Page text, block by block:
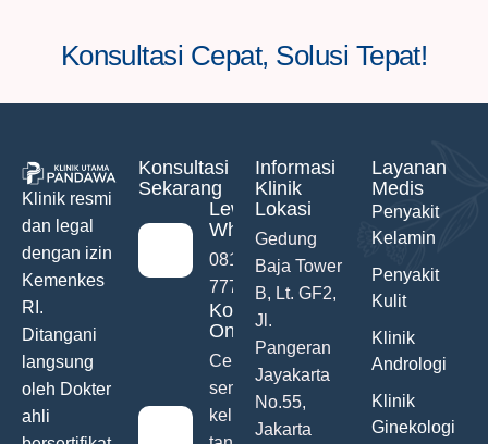
Konsultasi Cepat, Solusi Tepat!
Klinik resmi
dan legal
dengan izin
Kemenkes
RI.
Ditangani
langsung
oleh Dokter
ahli
Konsultasi
Sekarang
Lewat
WhatsApp
0811-742-
777
Konsultasi
Online
Ceritakan
semua
keluhanmu
Informasi
Klinik
Lokasi
Gedung
Baja Tower
B, Lt. GF2,
Jl.
Pangeran
Jayakarta
No.55,
Jakarta
Layanan
Medis
Penyakit
Kelamin
Penyakit
Kulit
Klinik
Andrologi
Klinik
Ginekologi